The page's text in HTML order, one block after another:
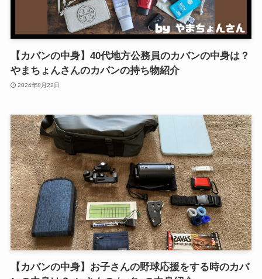
【カバンの中身】40代地方公務員のカバンの中身は？
やまちょんさんのカバンの持ち物紹介
2024年8月22日
【カバンの中身】お子さんの野球応援をする時のカバ